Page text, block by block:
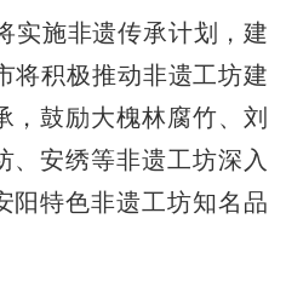
施非遗传承计划，建
将积极推动非遗工坊建
，鼓励大槐林腐竹、刘
、安绣等非遗工坊深入
阳特色非遗工坊知名品